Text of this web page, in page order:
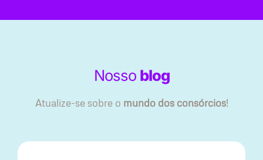
Nosso blog
Atualize-se sobre o mundo dos consórcios!